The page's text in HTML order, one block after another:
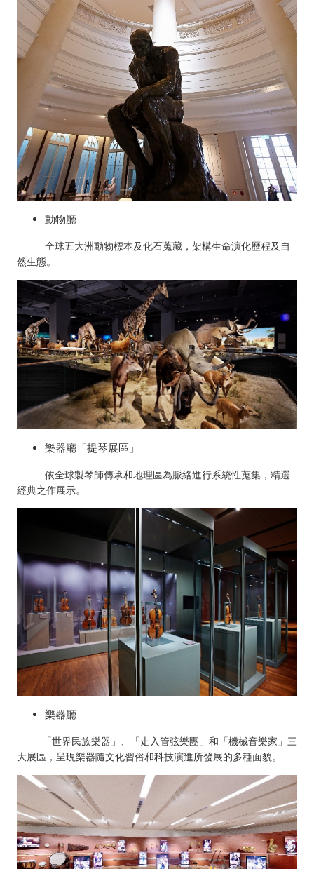
動物廳
全球五大洲動物標本及化石蒐藏，架構生命演化歷程及自
然生態。
樂器廳「提琴展區」
依全球製琴師傳承和地理區為脈絡進行系統性蒐集，精選
經典之作展示。
樂器廳
「世界民族樂器」、「走入管弦樂團」和「機械音樂家」三
大展區，呈現樂器隨文化習俗和科技演進所發展的多種面貌。